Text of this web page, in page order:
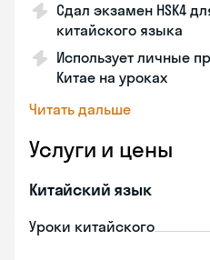
Сдал экзамен HSK4
китайского языка
Использует личные
Китае на уроках
Читать дальше
Услуги и цены
Китайский язык
Уроки китайского